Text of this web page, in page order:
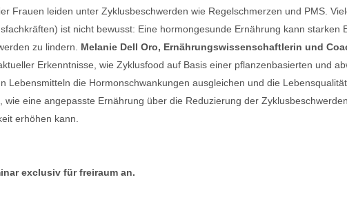
Frauen leiden unter Zyklusbeschwerden wie Regelschmerzen und PMS.
ist nicht bewusst: Eine hormongesunde Ernährung kann
zu lindern. Melanie Dell Oro, Ernährungswissenschaftlerin und
Erkenntnisse, wie Zyklusfood auf Basis einer pflanzenbasierten und
Lebensmitteln die Hormonschwankungen ausgleichen und die
wie eine angepasste Ernährung über die Reduzierung der
erhöhen kann.
exclusiv für freiraum an.